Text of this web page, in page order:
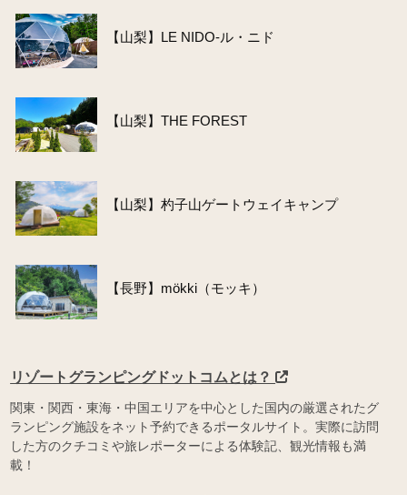
【山梨】LE NIDO-ル・ニド
【山梨】THE FOREST
【山梨】杓子山ゲートウェイキャンプ
【長野】mökki（モッキ）
リゾートグランピングドットコムとは？
関東・関西・東海・中国エリアを中心とした国内の厳選されたグ
ランピング施設をネット予約できるポータルサイト。実際に訪問
した方のクチコミや旅レポーターによる体験記、観光情報も満
載！